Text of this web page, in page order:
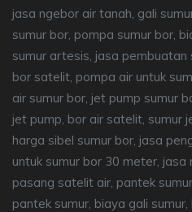
jasa ngebor air tanah, gali
sumur bor, pompa sumur bor,
sumur artesis, jasa pembuatan
bor satelit, pompa air untuk
air sumur bor, jet pump sumur
jet pump, bor air satelit, sumur
harga sibel sumur bor, jasa
untuk sumur bor 30 meter,
pasang satelit air, pantek
pantek sumur, biaya gali